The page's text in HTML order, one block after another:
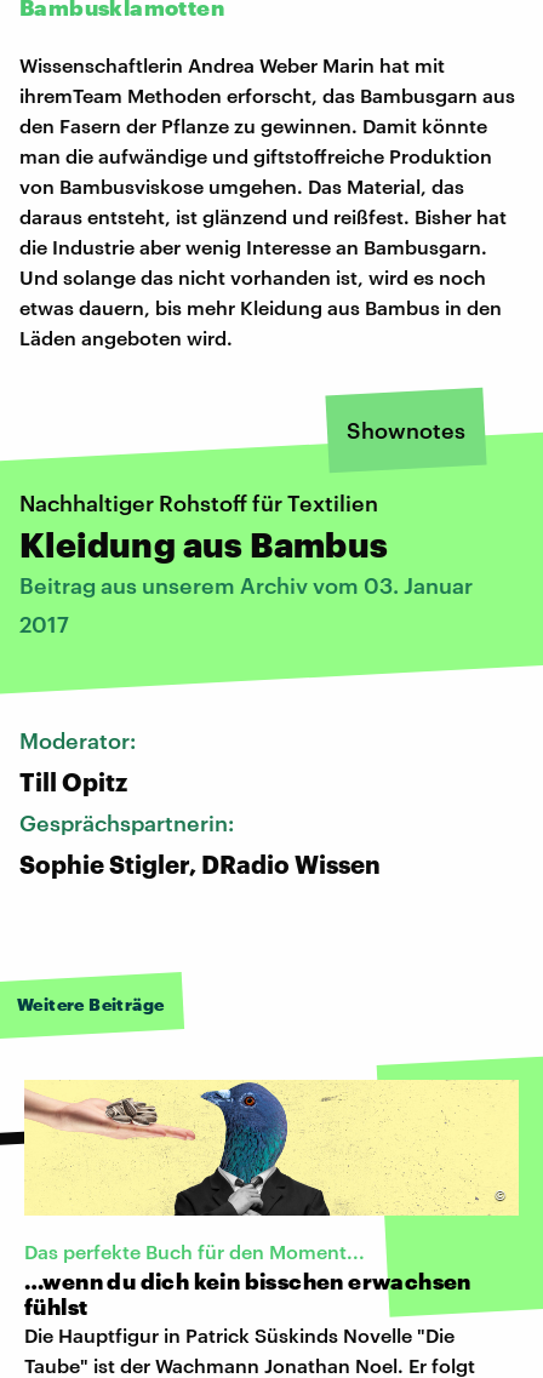
Bambusklamotten
Wissenschaftlerin Andrea Weber Marin hat mit
ihremTeam Methoden erforscht, das Bambusgarn aus
den Fasern der Pflanze zu gewinnen. Damit könnte
man die aufwändige und giftstoffreiche Produktion
von Bambusviskose umgehen. Das Material, das
daraus entsteht, ist glänzend und reißfest. Bisher hat
die Industrie aber wenig Interesse an Bambusgarn.
Und solange das nicht vorhanden ist, wird es noch
etwas dauern, bis mehr Kleidung aus Bambus in den
Läden angeboten wird.
Shownotes
Nachhaltiger Rohstoff für Textilien
Kleidung aus Bambus
Beitrag aus unserem Archiv vom 03. Januar
2017
Moderator:
Till Opitz
Gesprächspartnerin:
Sophie Stigler, DRadio Wissen
Weitere Beiträge
©
Das perfekte Buch für den Moment...
…wenn du dich kein bisschen erwachsen
fühlst
Die Hauptfigur in Patrick Süskinds Novelle "Die
Taube" ist der Wachmann Jonathan Noel. Er folgt